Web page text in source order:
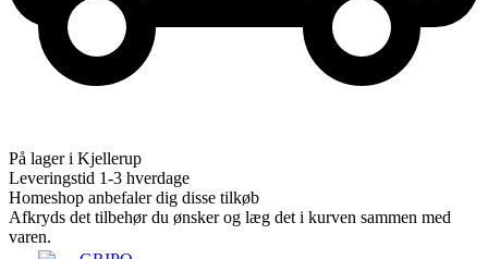
På lager i Kjellerup
Leveringstid 1-3 hverdage
Homeshop anbefaler dig disse tilkøb
Afkryds det tilbehør du ønsker og læg det i kurven sammen med
varen.